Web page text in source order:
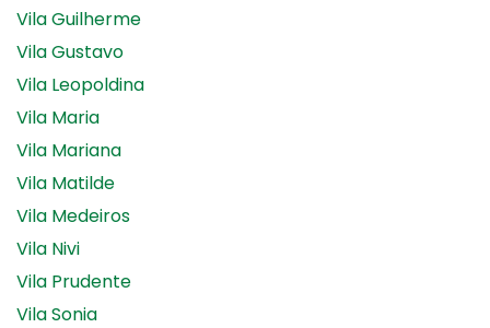
Vila Guilherme
Vila Gustavo
Vila Leopoldina
Vila Maria
Vila Mariana
Vila Matilde
Vila Medeiros
Vila Nivi
Vila Prudente
Vila Sonia